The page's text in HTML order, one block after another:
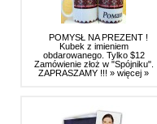
POMYSŁ NA PREZENT !
Kubek z imieniem
obdarowanego. Tylko $12
Zamówienie złoż w "Spójniku".
ZAPRASZAMY !!! » więcej »